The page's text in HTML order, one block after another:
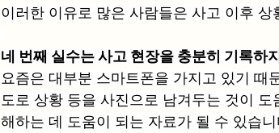
이러한 이유로 많은 사람들은 사고 이후
네 번째 실수는 사고 현장을 충분히 기록하
요즘은 대부분 스마트폰을 가지고 있기 때
도로 상황 등을 사진으로 남겨두는 것이
해하는 데 도움이 되는 자료가 될 수 있습니